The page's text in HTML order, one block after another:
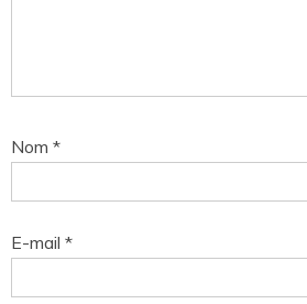
Nom *
E-mail *